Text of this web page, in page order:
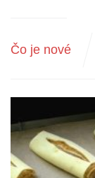
Čo je nové